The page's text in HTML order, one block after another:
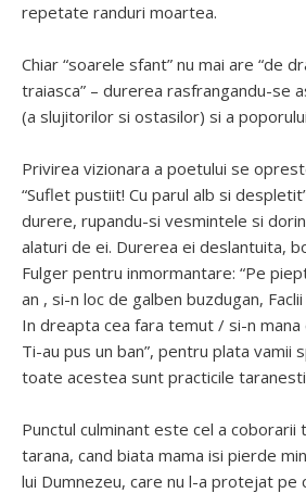
repetate randuri moartea.
Chiar “soarele sfant” nu mai are “de
traiasca” – durerea rasfrangandu-se
(a slujitorilor si ostasilor) si a
Privirea vizionara a poetului se
“Suflet pustiit! Cu parul alb si
durere, rupandu-si vesmintele si
alaturi de ei. Durerea ei deslantuita,
Fulger pentru inmormantare: “Pe
an , si-n loc de galben buzdugan,
In dreapta cea fara temut / si-n
Ti-au pus un ban”, pentru plata vamii
toate acestea sunt practicile
Punctul culminant este cel a coborarii
tarana, cand biata mama isi pierde
lui Dumnezeu, care nu l-a protejat pe